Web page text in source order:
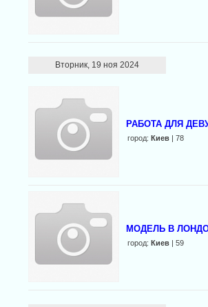
Вторник, 19 ноя 2024
РАБОТА ДЛЯ
город: Киев| 78
МОДЕЛЬ В
город: Киев| 59